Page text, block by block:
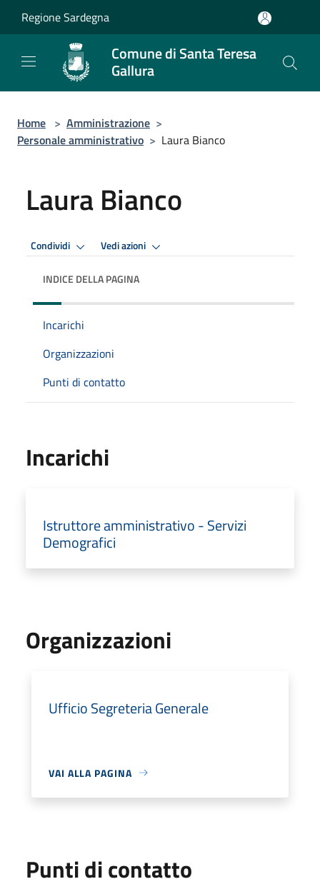
Regione Sardegna
Comune di Santa Teresa
Gallura
Home > Amministrazione >
Personale amministrativo > Laura Bianco
Laura Bianco
Condividi Vedi azioni
INDICE DELLA PAGINA
Incarichi
Organizzazioni
Punti di contatto
Incarichi
Istruttore amministrativo - Servizi
Demografici
Organizzazioni
Ufficio Segreteria Generale
VAI ALLA PAGINA
Punti di contatto